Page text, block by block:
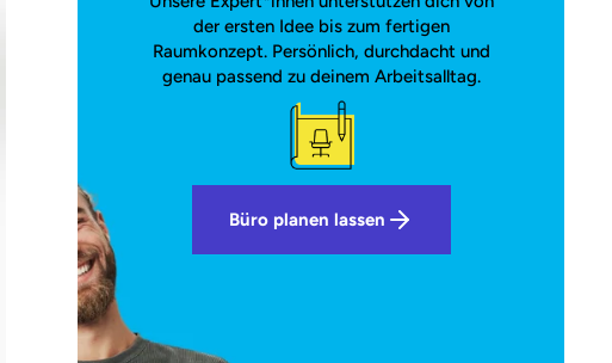
der ersten Idee bis zum fertigen
Raumkonzept. Persönlich, durchdacht und
genau passend zu deinem Arbeitsalltag.
Büro planen lassen